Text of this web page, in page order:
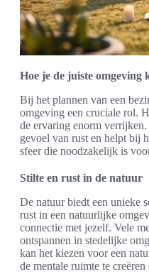
Hoe je de juiste omgeving
Bij het plannen van een
omgeving een cruciale rol.
de ervaring enorm
gevoel van rust en helpt bij
sfeer die noodzakelijk is
Stilte en rust in de natuur
De natuur biedt een unieke
rust in een natuurlijke
connectie met jezelf. Vele
ontspannen in stedelijke
kan het kiezen voor een
de mentale ruimte te